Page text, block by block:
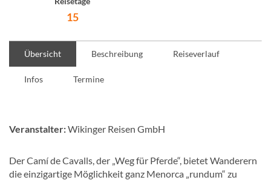
15
Übersicht Beschreibung Reiseverlauf
Infos Termine
Veranstalter:Wikinger Reisen GmbH
Der Camí de Cavalls, der „Weg für Pferde“, bietet Wanderern
die einzigartige Möglichkeit ganz Menorca „rundum“ zu